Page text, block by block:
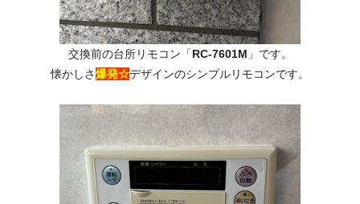
交換前の台所リモコン「RC-7601M 」です。
懐かしさ爆発☆デザインのシンプルリモコンです。